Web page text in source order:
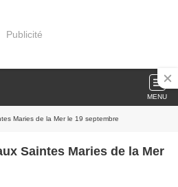
Publicité
MENU
Maries de la Mer le 19 septembre
Saintes Maries de la Mer